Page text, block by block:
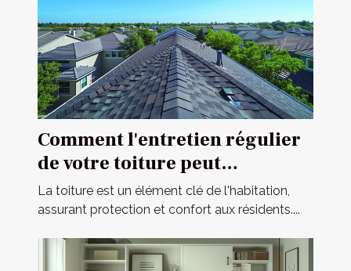
Comment l'entretien régulier
de votre toiture peut
prolonger sa durée de vie
La toiture est un élément clé de l'habitation,
assurant protection et confort aux résidents....